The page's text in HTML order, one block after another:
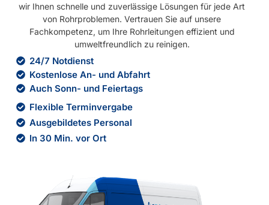
wir Ihnen schnelle und zuverlässige Lösungen für jede Art
von Rohrproblemen. Vertrauen Sie auf unsere
Fachkompetenz, um Ihre Rohrleitungen effizient und
umweltfreundlich zu reinigen.
24/7 Notdienst
Kostenlose An- und Abfahrt
Auch Sonn- und Feiertags
Flexible Terminvergabe
Ausgebildetes Personal
In 30 Min. vor Ort